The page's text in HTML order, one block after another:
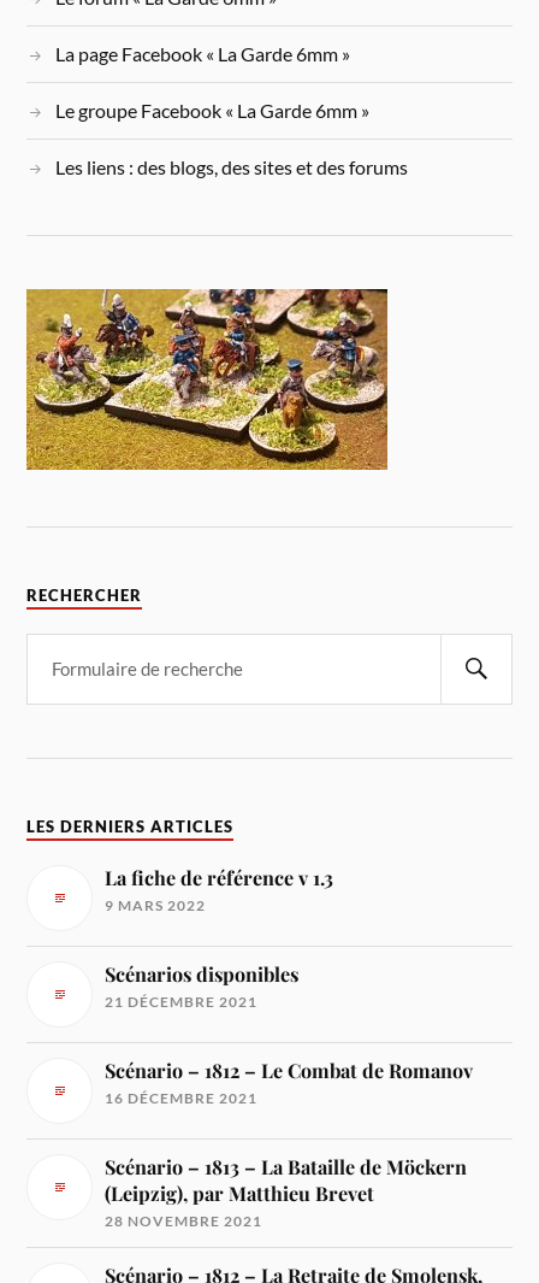
La page Facebook « La Garde 6mm »
Le groupe Facebook « La Garde 6mm »
Les liens : des blogs, des sites et des forums
RECHERCHER
LES DERNIERS ARTICLES
La fiche de référence v 1.3
9 MARS 2022
Scénarios disponibles
21 DÉCEMBRE 2021
Scénario – 1812 – Le Combat de Romanov
16 DÉCEMBRE 2021
Scénario – 1813 – La Bataille de Möckern
(Leipzig), par Matthieu Brevet
28 NOVEMBRE 2021
Scénario – 1812 – La Retraite de Smolensk,